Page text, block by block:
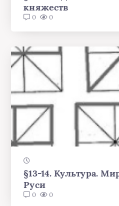
княжеств
0 0
§13-14. Культура.
Руси
0 0